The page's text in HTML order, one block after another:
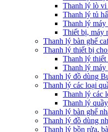
Thanh lý lò vi
Thanh lý tủ
Thanh lý máy
Thiết bị, máy
Thanh lý bàn ghế
Thanh lý thiết bị
Thanh lý thiết
Thanh lý máy
Thanh lý đồ dùng
Thanh lý các loại
Thanh lý các
Thanh lý
Thanh lý bàn ghế
Thanh lý đồ dùng
Thanh lý bồn rửa,